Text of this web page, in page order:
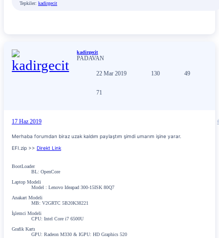
Tepkiler: kadirgecit
kadirgecit
PADAVAN
22 Mar 2019 130 49
71
17 Haz 2019
Merhaba forumdan biraz uzak kaldım paylaştım şimdi umarım işine yarar.
EFI.zip >> Direkt Link
BootLoader
BL: OpenCore
Laptop Modeli
Model : Lenovo Ideapad 300-15ISK 80Q7
Anakart Modeli
MB: V2GRTC 5B20K38221
İşlemci Modeli
CPU: Intel Core i7 6500U
Grafik Kartı
GPU: Radeon M330 & IGPU: HD Graphics 520